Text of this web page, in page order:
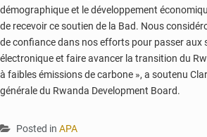
démographique et le développement
de recevoir ce soutien de la Bad. Nous
de confiance dans nos efforts pour passer aux
électronique et faire avancer la transition du
à faibles émissions de carbone », a soutenu
générale du Rwanda Development Board.
Posted in APA